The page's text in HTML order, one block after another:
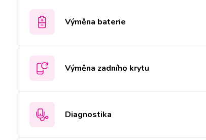
Výměna baterie
Výměna zadního krytu
Diagnostika